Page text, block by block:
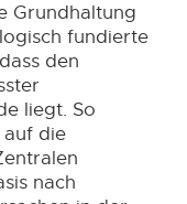
Grundhaltung
fundierte
den
liegt. So
auf die
nach